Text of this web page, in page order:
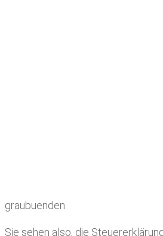
graubuenden
Sie sehen also, die